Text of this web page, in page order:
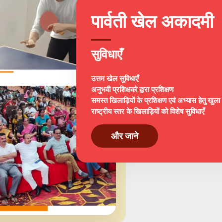
पार्वती खेल अकादमी
सुविधाएँ
उत्तम खेल सुविधाएँ
अनुभवी प्रशिक्षको द्वारा प्रशिक्षण
समस्त खिलाड़ियों के प्रशिक्षण एवं अभ्यास हेतु
राष्ट्रीय स्तर के खिलाड़ियों को विशेष सुविधाएँ
और जाने